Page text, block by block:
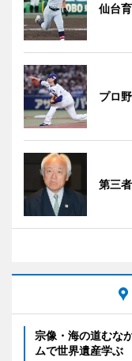
仙台
プロ
第三
宗像・海の道むな
ムで世界遺産学ぶ